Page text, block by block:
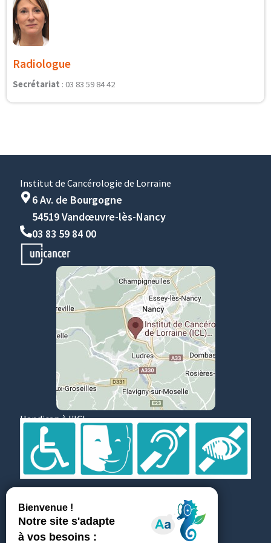
Radiologue
Secrétariat : 03 83 59 84 42
Institut de Cancérologie de Lorraine
6 Av. de Bourgogne
54519 Vandœuvre-lès-Nancy
03 83 59 84 00
Handicap à l'ICL
Témoignages